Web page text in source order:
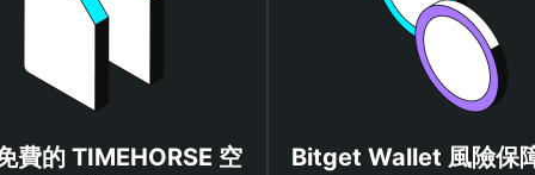
費的 TIMEHORSE 空
Bitget Wallet 風險保